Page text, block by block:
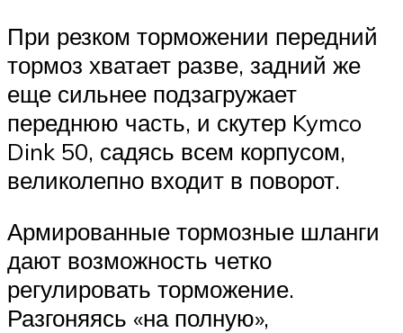
При резком торможении передний
тормоз хватает разве, задний же
еще сильнее подзагружает
переднюю часть, и скутер Kymco
Dink 50, садясь всем корпусом,
великолепно входит в поворот.
Армированные тормозные шланги
дают возможность четко
регулировать торможение.
Разгоняясь «на полную»,